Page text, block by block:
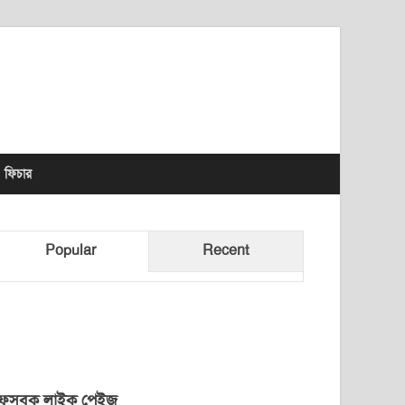
ফিচার
Popular Recent
লাইক পেইজ